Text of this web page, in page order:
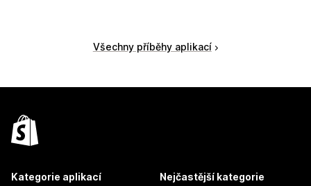
Všechny příběhy aplikací
Kategorie aplikací Nejčastější kategorie